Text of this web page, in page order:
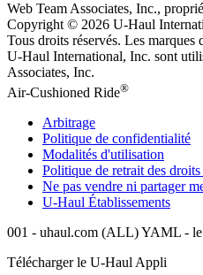
Web Team Associates, Inc.,
Copyright © 2026 U-Haul
Tous droits réservés. Les marques
U-Haul International, Inc. sont
Associates, Inc.
Air-Cushioned Ride®
Arbitrage
Politique de confidentialité
Modalités d'utilisation
Politique de retrait des
Ne pas vendre ni partager
U-Haul Établissements
001 - uhaul.com (ALL) YAML - le
Télécharger le U-Haul Appli